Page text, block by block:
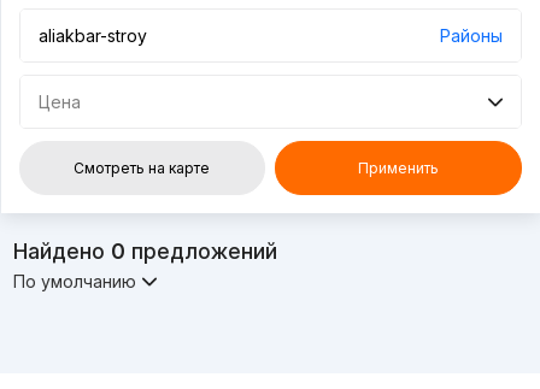
Районы
Цена
Смотреть на карте Применить
Найдено 0 предложений
По умолчанию